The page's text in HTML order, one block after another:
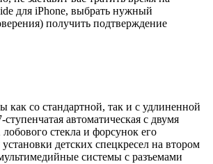
для iPhone, выбрать нужный
получить подтверждение
со стандартной, так и с удлиненной
автоматическая с двумя
стекла и форсунок его
детских спецкресел на втором
системы с разъемами